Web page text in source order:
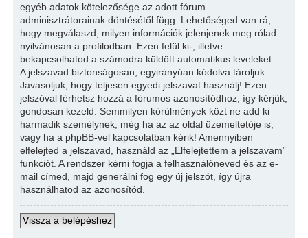
egyéb adatok kötelezősége az adott fórum
adminisztrátorainak döntésétől függ. Lehetőséged van rá,
hogy megválaszd, milyen információk jelenjenek meg rólad
nyilvánosan a profilodban. Ezen felül ki-, illetve
bekapcsolhatod a számodra küldött automatikus leveleket.
A jelszavad biztonságosan, egyirányúan kódolva tároljuk.
Javasoljuk, hogy teljesen egyedi jelszavat használj! Ezen
jelszóval férhetsz hozzá a fórumos azonosítódhoz, így kérjük,
gondosan kezeld. Semmilyen körülmények közt ne add ki
harmadik személynek, még ha az az oldal üzemeltetője is,
vagy ha a phpBB-vel kapcsolatban kérik! Amennyiben
elfelejted a jelszavad, használd az „Elfelejtettem a jelszavam”
funkciót. A rendszer kérni fogja a felhasználóneved és az e-
mail címed, majd generálni fog egy új jelszót, így újra
használhatod az azonosítód.
Vissza a belépéshez